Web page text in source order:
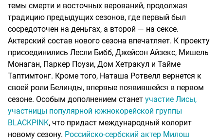
темы смерти и восточных верований, продолжая
традицию предыдущих сезонов, где первый был
сосредоточен на деньгах, а второй — на сексе.
Актерский состав нового сезона впечатляет. К проекту
присоединились Лесли Бибб, Джейсон Айзекс, Мишель
Монаган, Паркер Поузи, Дом Хетракул и Тайме
Таптимтонг. Кроме того, Наташа Ротвелл вернется к
своей роли Белинды, впервые появившейся в первом
сезоне. Особым дополнением станет участие Лисы,
участницы популярной южнокорейской группы
BLACKPINK, что придаст международный колорит
новому сезону. Российско-сербский актер Милош